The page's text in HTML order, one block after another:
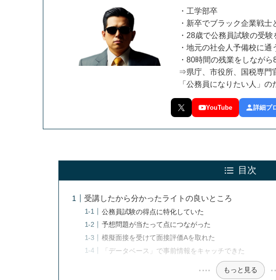
・工学部卒
・新卒でブラック企業戦士
・28歳で公務員試験の受験
・地元の社会人予備校に通
・80時間の残業をしなが
⇒県庁、市役所、国税専門
「公務員になりたい人」の
YouTube 詳細プ
目次
受講したから分かったライトの良いところ
公務員試験の得点に特化していた
予想問題が当たって点につながった
模擬面接を受けて面接評価Aを取れた
「データベース」で事前情報をキャッチできた
もっと見る